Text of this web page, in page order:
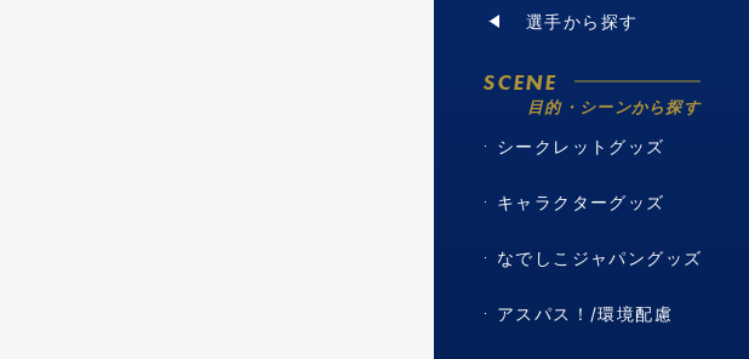
選手から探す
SCENE
目的・シーンから探す
シークレットグッズ
キャラクターグッズ
なでしこジャパングッズ
アスパス！/環境配慮